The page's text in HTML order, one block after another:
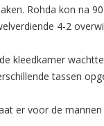
Rohda kon na
4-2
kleedkamer
tassen
er voor de